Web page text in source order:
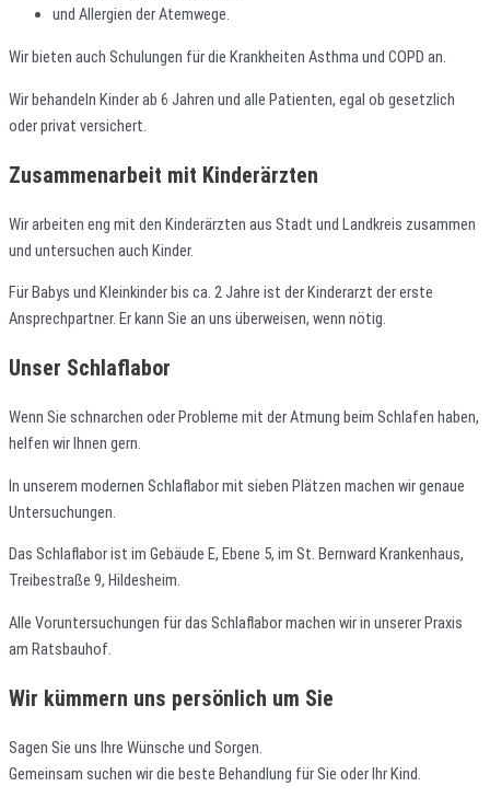
und Allergien der Atemwege.
Wir bieten auch Schulungen für die Krankheiten Asthma und COPD an.
Wir behandeln Kinder ab 6 Jahren und alle Patienten, egal ob gesetzlich
oder privat versichert.
Zusammenarbeit mit Kinderärzten
Wir arbeiten eng mit den Kinderärzten aus Stadt und Landkreis zusammen
und untersuchen auch Kinder.
Für Babys und Kleinkinder bis ca. 2 Jahre ist der Kinderarzt der erste
Ansprechpartner. Er kann Sie an uns überweisen, wenn nötig.
Unser Schlaflabor
Wenn Sie schnarchen oder Probleme mit der Atmung beim Schlafen haben,
helfen wir Ihnen gern.
In unserem modernen Schlaflabor mit sieben Plätzen machen wir genaue
Untersuchungen.
Das Schlaflabor ist im Gebäude E, Ebene 5, im St. Bernward Krankenhaus,
Treibestraße 9, Hildesheim.
Alle Voruntersuchungen für das Schlaflabor machen wir in unserer Praxis
am Ratsbauhof.
Wir kümmern uns persönlich um Sie
Sagen Sie uns Ihre Wünsche und Sorgen.
Gemeinsam suchen wir die beste Behandlung für Sie oder Ihr Kind.